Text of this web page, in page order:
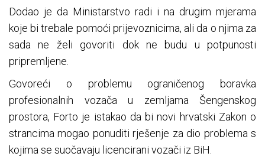
Dodao je da Ministarstvo radi i na drugim mjerama
koje bi trebale pomoći prijevoznicima, ali da o njima za
sada ne želi govoriti dok ne budu u potpunosti
pripremljene.
Govoreći o problemu ograničenog boravka
profesionalnih vozača u zemljama Šengenskog
prostora, Forto je istakao da bi novi hrvatski Zakon o
strancima mogao ponuditi rješenje za dio problema s
kojima se suočavaju licencirani vozači iz BiH.